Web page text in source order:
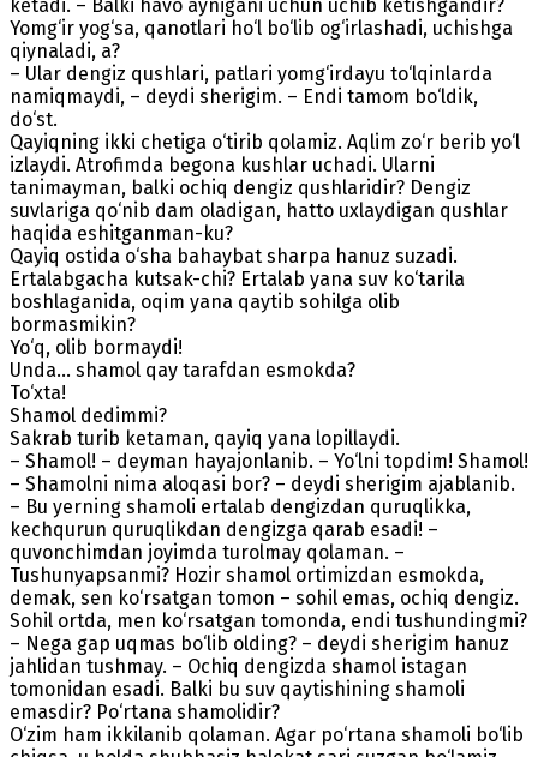
ketadi. – Balki havo aynigani uchun uchib ketishgandir?
Yomg‘ir yog‘sa, qanotlari ho‘l bo‘lib og‘irlashadi, uchishga
qiynaladi, a?
– Ular dengiz qushlari, patlari yomg‘irdayu to‘lqinlarda
namiqmaydi, – deydi sherigim. – Endi tamom bo‘ldik,
do‘st.
Qayiqning ikki chetiga o‘tirib qolamiz. Aqlim zo‘r berib yo‘l
izlaydi. Atrofimda begona kushlar uchadi. Ularni
tanimayman, balki ochiq dengiz qushlaridir? Dengiz
suvlariga qo‘nib dam oladigan, hatto uxlaydigan qushlar
haqida eshitganman-ku?
Qayiq ostida o‘sha bahaybat sharpa hanuz suzadi.
Ertalabgacha kutsak-chi? Ertalab yana suv ko‘tarila
boshlaganida, oqim yana qaytib sohilga olib
bormasmikin?
Yo‘q, olib bormaydi!
Unda... shamol qay tarafdan esmokda?
To‘xta!
Shamol dedimmi?
Sakrab turib ketaman, qayiq yana lopillaydi.
– Shamol! – deyman hayajonlanib. – Yo‘lni topdim! Shamol!
– Shamolni nima aloqasi bor? – deydi sherigim ajablanib.
– Bu yerning shamoli ertalab dengizdan quruqlikka,
kechqurun quruqlikdan dengizga qarab esadi! –
quvonchimdan joyimda turolmay qolaman. –
Tushunyapsanmi? Hozir shamol ortimizdan esmokda,
demak, sen ko‘rsatgan tomon – sohil emas, ochiq dengiz.
Sohil ortda, men ko‘rsatgan tomonda, endi tushundingmi?
– Nega gap uqmas bo‘lib olding? – deydi sherigim hanuz
jahlidan tushmay. – Ochiq dengizda shamol istagan
tomonidan esadi. Balki bu suv qaytishining shamoli
emasdir? Po‘rtana shamolidir?
O‘zim ham ikkilanib qolaman. Agar po‘rtana shamoli bo‘lib